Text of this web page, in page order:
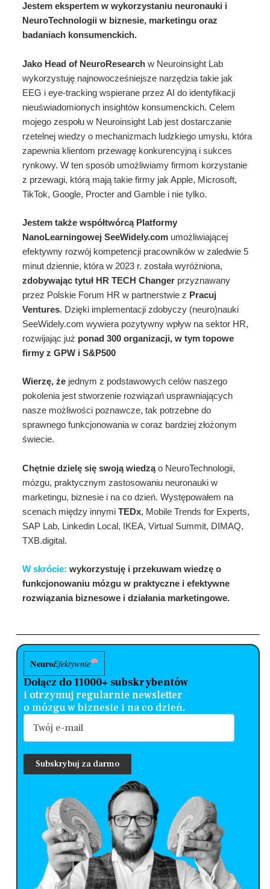
Jestem ekspertem w wykorzystaniu neuronauki i
NeuroTechnologii w biznesie, marketingu oraz
badaniach konsumenckich.
Jako Head of NeuroResearch w Neuroinsight Lab
wykorzystuję najnowocześniejsze narzędzia takie jak
EEG i eye-tracking wspierane przez AI do identyfikacji
nieuświadomionych insightów konsumenckich. Celem
mojego zespołu w Neuroinsight Lab jest dostarczanie
rzetelnej wiedzy o mechanizmach ludzkiego umysłu, która
zapewnia klientom przewagę konkurencyjną i sukces
rynkowy. W ten sposób umożliwiamy firmom korzystanie
z przewagi, którą mają takie firmy jak Apple, Microsoft,
TikTok, Google, Procter and Gamble i nie tylko.
Jestem także współtwórcą Platformy
NanoLearningowej SeeWidely.com umożliwiającej
efektywny rozwój kompetencji pracowników w zaledwie 5
minut dziennie, która w 2023 r. została wyróżniona,
zdobywając tytuł HR TECH Changer przyznawany
przez Polskie Forum HR w partnerstwie z Pracuj
Ventures. Dzięki implementacji zdobyczy (neuro)nauki
SeeWidely.com wywiera pozytywny wpływ na sektor HR,
rozwijając już ponad 300 organizacji, w tym topowe
firmy z GPW i S&P500
Wierzę, że jednym z podstawowych celów naszego
pokolenia jest stworzenie rozwiązań usprawniających
nasze możliwości poznawcze, tak potrzebne do
sprawnego funkcjonowania w coraz bardziej złożonym
świecie.
Chętnie dzielę się swoją wiedząo NeuroTechnologii,
mózgu, praktycznym zastosowaniu neuronauki w
marketingu, biznesie i na co dzień. Występowałem na
scenach między innymiTEDx, Mobile Trends for Experts,
SAP Lab, Linkedin Local, IKEA, Virtual Summit, DIMAQ,
TXB.digital.
W skrócie: wykorzystuję i przekuwam wiedzę o
funkcjonowaniu mózgu w praktyczne i efektywne
rozwiązania biznesowe i działania marketingowe.
NeuroEfektywnie
Dołącz do 11000+ subskrybentów
i otrzymuj regularnie newsletter
o mózgu w biznesie i na co dzień.